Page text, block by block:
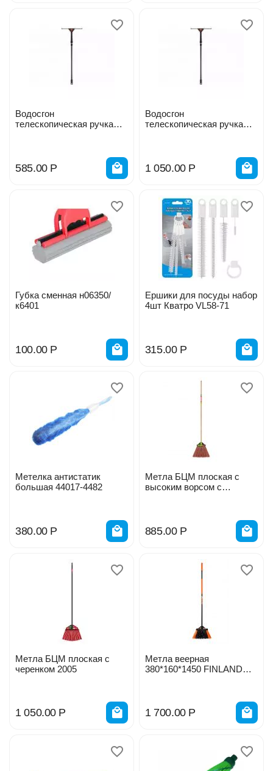
Водосгон
телескопическая ручка
585.00 Р
Водосгон
телескопическая ручка
1 050.00 Р
Губка сменная н06350/
к6401
100.00 Р
Ершики для посуды набор
4шт Кватро VL58-71
315.00 Р
Метелка антистатик
большая 44017-4482
380.00 Р
Метла БЦМ плоская с
высоким ворсом с
885.00 Р
Метла БЦМ плоская с
черенком 2005
1 050.00 Р
Метла веерная
380*160*1450 FINLAND
1 700.00 Р